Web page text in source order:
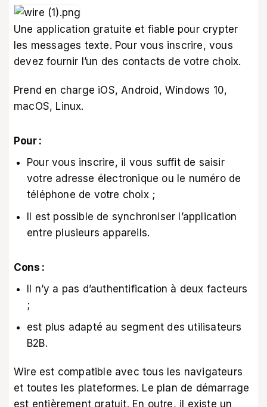
Une application gratuite et fiable pour crypter
les messages texte. Pour vous inscrire, vous
devez fournir l’un des contacts de votre choix.
Prend en charge iOS, Android, Windows 10,
macOS, Linux.
Pour :
Pour vous inscrire, il vous suffit de saisir
votre adresse électronique ou le numéro de
téléphone de votre choix ;
Il est possible de synchroniser l’application
entre plusieurs appareils.
Cons :
Il n’y a pas d’authentification à deux facteurs
;
est plus adapté au segment des utilisateurs
B2B.
Wire est compatible avec tous les navigateurs
et toutes les plateformes. Le plan de démarrage
est entièrement gratuit. En outre, il existe un